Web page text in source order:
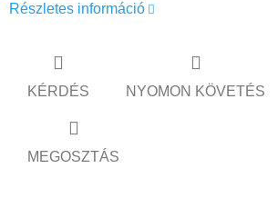
Részletes információ
KÉRDÉS NYOMON KÖVETÉS
MEGOSZTÁS